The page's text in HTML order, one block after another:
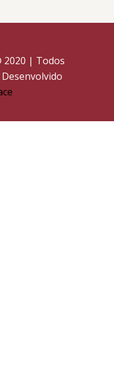
2020 | Todos